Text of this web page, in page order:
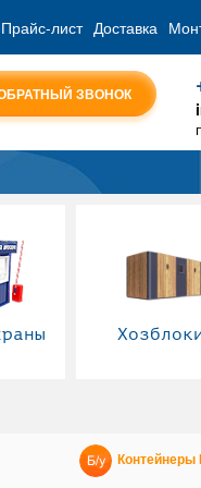
Прайс-лист Доставка
ЗВОНОК
Контейнеры